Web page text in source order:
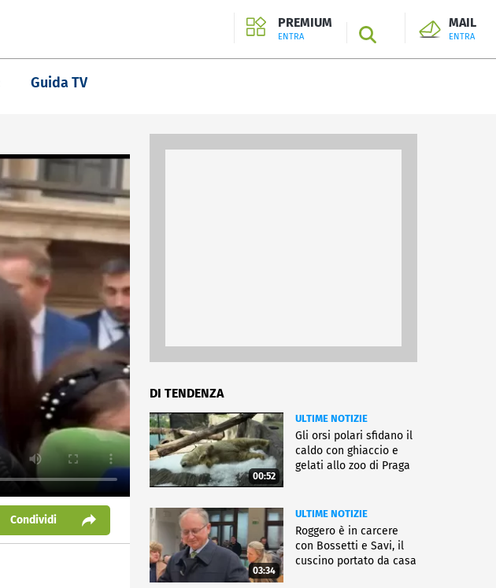
PREMIUM
ENTRA SEARCH
MAIL
ENTRA
Guida TV
Condividi
DI TENDENZA
00:52
ULTIME NOTIZIE
Gli orsi polari sfidano il
caldo con ghiaccio e
gelati allo zoo di Praga
03:34
ULTIME NOTIZIE
Roggero è in carcere
con Bossetti e Savi, il
cuscino portato da casa